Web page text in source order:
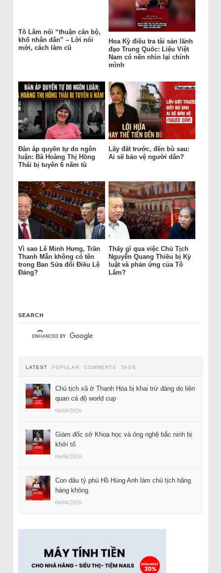
Tô Lâm nói “thuận cán bộ,
khổ nhân dân” – Lời nói
mới, cách làm cũ
Hoa Kỳ điều tra tài sản lãnh
đạo Trung Quốc: Liệu Việt
Nam có nên nhìn lại chính
mình
Đàn áp quyền tự do ngôn
luận: Bà Hoàng Thị Hồng
Thái bị tuyên 6 năm tù
Lấy đất trước, đền bù sau:
Ai sẽ bảo vệ người dân?
Vì sao Lê Minh Hưng, Trần
Thanh Mẫn không có tên
trong Ban Sửa đổi Điều Lệ
Đảng?
Thấy gì qua việc Chủ Tịch
Nguyễn Quang Thiều bị Kỷ
luật và phản ứng của Tô
Lâm?
SEARCH
LATEST POPULAR COMMENTS TAGS
Chủ tịch xã ở Thanh Hóa bị khai trừ đảng do liên
quan cá độ world cup
06/08/2026
Giám đốc sở Khoa học và ông nghệ bắc ninh bị
khởi tố
06/08/2026
Con dâu tỷ phú Hồ Hùng Anh làm chủ tịch hãng
hàng không
06/08/2026